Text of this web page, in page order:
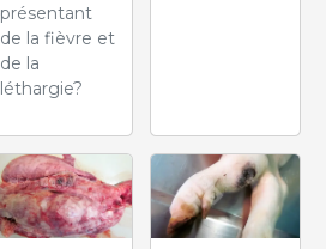
présentant
de la fièvre et
de la
léthargie?